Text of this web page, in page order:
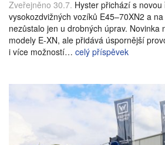
Zveřejněno 30.7. Hyster přichází s
vysokozdvižných vozíků E45–70XN2 a
nezůstalo jen u drobných úprav. Novinka
modely E-XN, ale přidává úspornější
i více možností… celý příspěvek